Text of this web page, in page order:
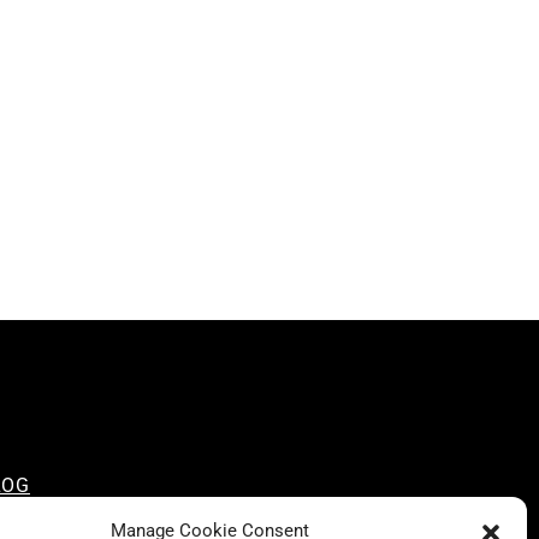
Manage Cookie Consent
LIKE A CARRIE